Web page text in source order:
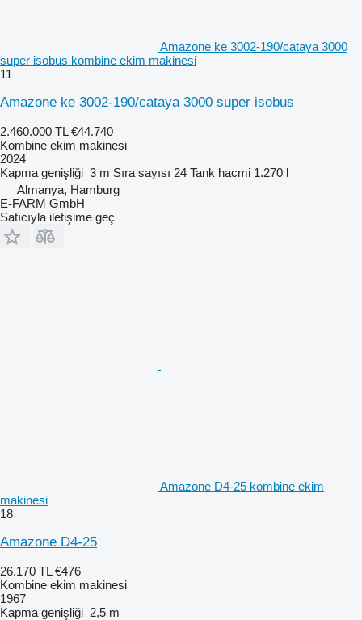
Amazone ke 3002-190/cataya 3000
super isobus kombine ekim makinesi
11
Amazone ke 3002-190/cataya 3000 super isobus
2.460.000 TL €44.740
Kombine ekim makinesi
2024
Kapma genişliği 3 m Sıra sayısı 24 Tank hacmi 1.270 l
Almanya, Hamburg
E-FARM GmbH
Satıcıyla iletişime geç
Amazone D4-25 kombine ekim
makinesi
18
Amazone D4-25
26.170 TL €476
Kombine ekim makinesi
1967
Kapma genişliği 2,5 m